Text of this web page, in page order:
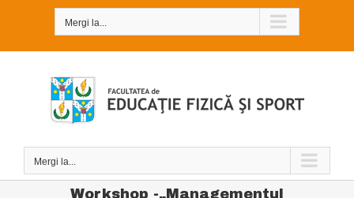
Mergi la...
Mergi la...
Workshop -„Managementul